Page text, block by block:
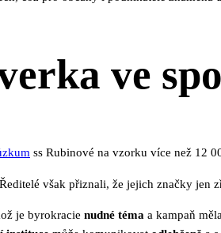
ve
ss Rubinové na vzorku více než 12
však přiznali, že jejich značky
je byrokracie nudné téma a kampaň